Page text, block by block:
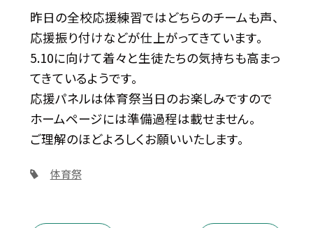
昨日の全校応援練習ではどちらのチームも声、
応援振り付けなどが仕上がってきています。
5.10に向けて着々と生徒たちの気持ちも高まっ
てきているようです。
応援パネルは体育祭当日のお楽しみですので
ホームページには準備過程は載せません。
ご理解のほどよろしくお願いいたします。
体育祭